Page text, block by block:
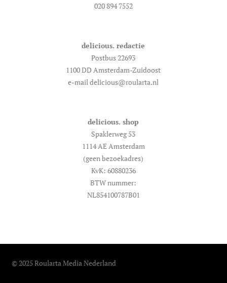
020 894 7552
delicious. redactie
Postbus 22693
1100 DD Amsterdam-Zuidoost
e-mail delicious@roularta.nl
delicious. shop
Spaklerweg 53
1114 AE Amsterdam
(geen bezoekadres)
KvK: 60880236
BTW nummer:
NL854100787B01
© 2025 Roularta Media Nederland